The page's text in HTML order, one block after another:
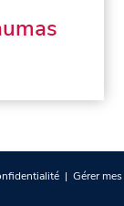
| Gérer mes